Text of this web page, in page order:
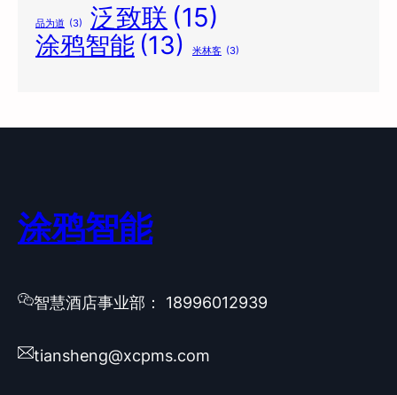
品为道 (3) 泛致联 (15)
涂鸦智能 (13) 米林客 (3)
涂鸦智能
智慧酒店事业部： 18996012939
tiansheng@xcpms.com